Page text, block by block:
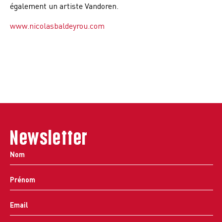
également un artiste Vandoren.
www.nicolasbaldeyrou.com
Newsletter